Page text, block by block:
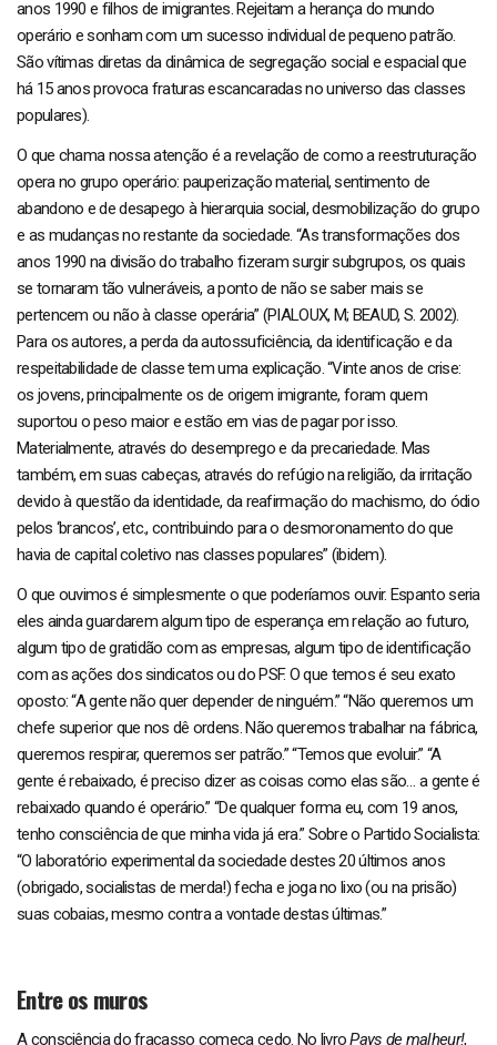
anos 1990 e filhos de imigrantes. Rejeitam a herança do mundo
operário e sonham com um sucesso individual de pequeno patrão.
São vítimas diretas da dinâmica de segregação social e espacial que
há 15 anos provoca fraturas escancaradas no universo das classes
populares).
O que chama nossa atenção é a revelação de como a reestruturação
opera no grupo operário: pauperização material, sentimento de
abandono e de desapego à hierarquia social, desmobilização do grupo
e as mudanças no restante da sociedade. “As transformações dos
anos 1990 na divisão do trabalho fizeram surgir subgrupos, os quais
se tornaram tão vulneráveis, a ponto de não se saber mais se
pertencem ou não à classe operária” (PIALOUX, M; BEAUD, S. 2002).
Para os autores, a perda da autossuficiência, da identificação e da
respeitabilidade de classe tem uma explicação. “Vinte anos de crise:
os jovens, principalmente os de origem imigrante, foram quem
suportou o peso maior e estão em vias de pagar por isso.
Materialmente, através do desemprego e da precariedade. Mas
também, em suas cabeças, através do refúgio na religião, da irritação
devido à questão da identidade, da reafirmação do machismo, do ódio
pelos ‘brancos’, etc., contribuindo para o desmoronamento do que
havia de capital coletivo nas classes populares” (ibidem).
O que ouvimos é simplesmente o que poderíamos ouvir. Espanto seria
eles ainda guardarem algum tipo de esperança em relação ao futuro,
algum tipo de gratidão com as empresas, algum tipo de identificação
com as ações dos sindicatos ou do PSF. O que temos é seu exato
oposto: “A gente não quer depender de ninguém.” “Não queremos um
chefe superior que nos dê ordens. Não queremos trabalhar na fábrica,
queremos respirar, queremos ser patrão.” “Temos que evoluir.” “A
gente é rebaixado, é preciso dizer as coisas como elas são… a gente é
rebaixado quando é operário.” “De qualquer forma eu, com 19 anos,
tenho consciência de que minha vida já era.” Sobre o Partido Socialista:
“O laboratório experimental da sociedade destes 20 últimos anos
(obrigado, socialistas de merda!) fecha e joga no lixo (ou na prisão)
suas cobaias, mesmo contra a vontade destas últimas.”
Entre os muros
A consciência do fracasso começa cedo. No livroPays de malheur!,